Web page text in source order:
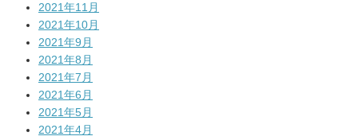
2021年11月
2021年10月
2021年9月
2021年8月
2021年7月
2021年6月
2021年5月
2021年4月